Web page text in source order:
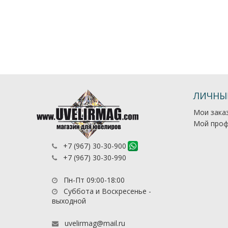
+7 (967) 30-30-900
+7 (967) 30-30-990
Пн-Пт 09:00-18:00
Суббота и Воскресенье -
выходной
uvelirmag@mail.ru
Мои
Мой